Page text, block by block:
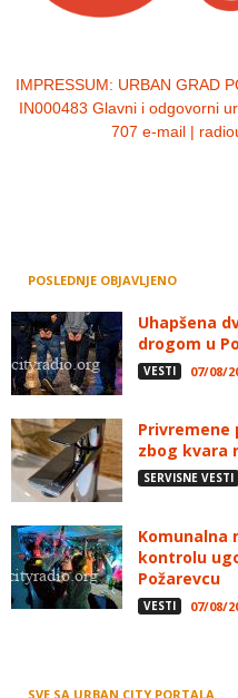
IMPRESSUM: URBAN GRAD
IN000483 Glavni i odgovorni
707 e-mail |
POSLEDNJE OBJAVLJENO
Uhapšena
drogom u
VESTI 07/08/
Privremene
zbog kvara
SERVISNE VESTI
Komunalna
kontrolu
Požarevcu
VESTI 07/08/
SVE SA URBAN CITY PORTALA